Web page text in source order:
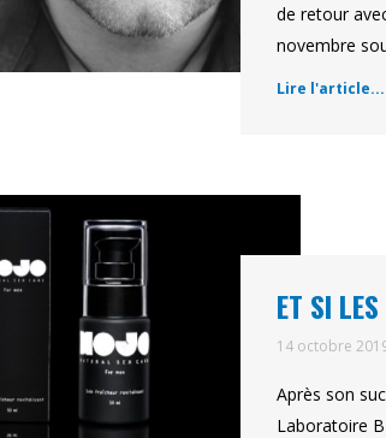
de retour
novembre
Lire l'article...
ET SI
14 octobre
Après son
Laboratoire